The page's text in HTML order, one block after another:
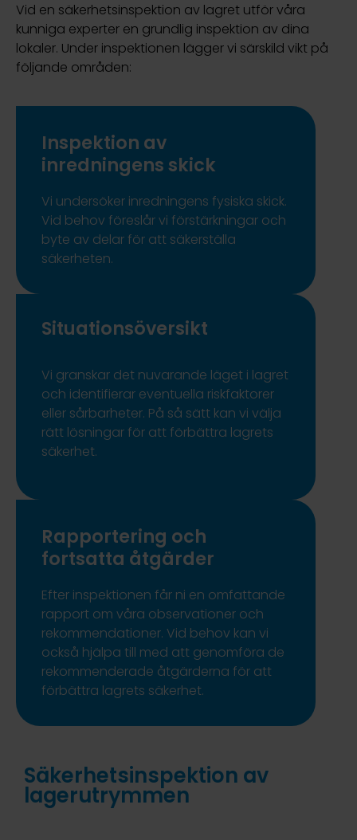
Vid en säkerhetsinspektion av lagret utför våra
kunniga experter en grundlig inspektion av dina
lokaler. Under inspektionen lägger vi särskild vikt på
följande områden:
Inspektion av
inredningens skick
Vi undersöker inredningens fysiska skick.
Vid behov föreslår vi förstärkningar och
byte av delar för att säkerställa
säkerheten.
Situationsöversikt
Vi granskar det nuvarande läget i lagret
och identifierar eventuella riskfaktorer
eller sårbarheter. På så sätt kan vi välja
rätt lösningar för att förbättra lagrets
säkerhet.
Rapportering och
fortsatta åtgärder
Efter inspektionen får ni en omfattande
rapport om våra observationer och
rekommendationer. Vid behov kan vi
också hjälpa till med att genomföra de
rekommenderade åtgärderna för att
förbättra lagrets säkerhet.
Säkerhetsinspektion av
lagerutrymmen